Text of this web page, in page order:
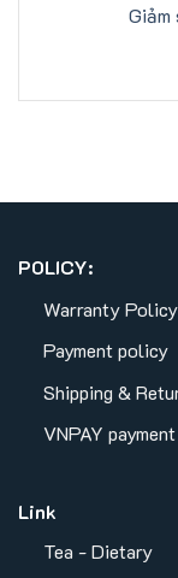
POLICY:
Warranty Policy
Payment policy
Shipping &
VNPAY
Link
Tea - Dietary